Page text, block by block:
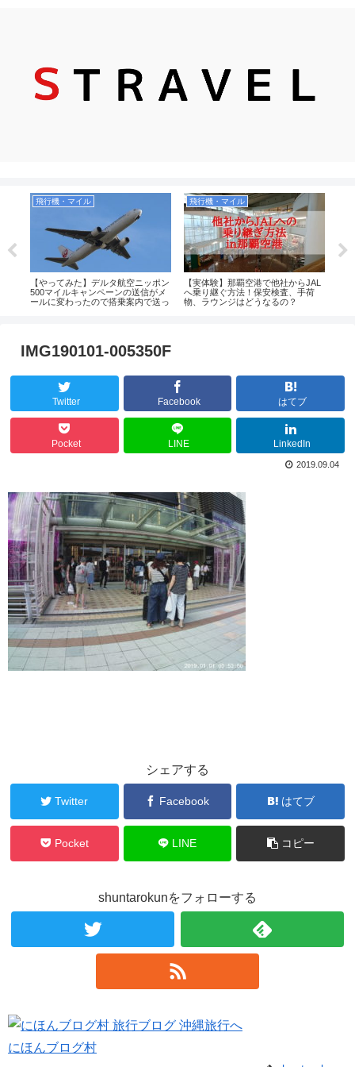
飛行機・マイル
【やってみた】デルタ航空ニッポン
500マイルキャンペーンの送信がメ
ールに変わったので搭乗案内で送っ
飛行機・マイル
【実体験】那覇空港で他社からJAL
へ乗り継ぐ方法！保安検査、手荷
物、ラウンジはどうなるの？
IMG190101-005350F
Twitter Facebook はてブ
Pocket LINE LinkedIn
2019.09.04
シェアする
Twitter Facebook はてブ
Pocket LINE コピー
shuntarokunをフォローする
にほんブログ村